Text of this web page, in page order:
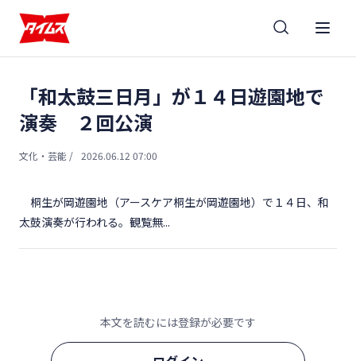
「和太鼓三日月」が１４日遊園地で
演奏 ２回公演
文化・芸能 / 2026.06.12 07:00
桐生が岡遊園地（アースケア桐生が岡遊園地）で１４日、和
太鼓演奏が行われる。観覧無...
本文を読むには登録が必要です